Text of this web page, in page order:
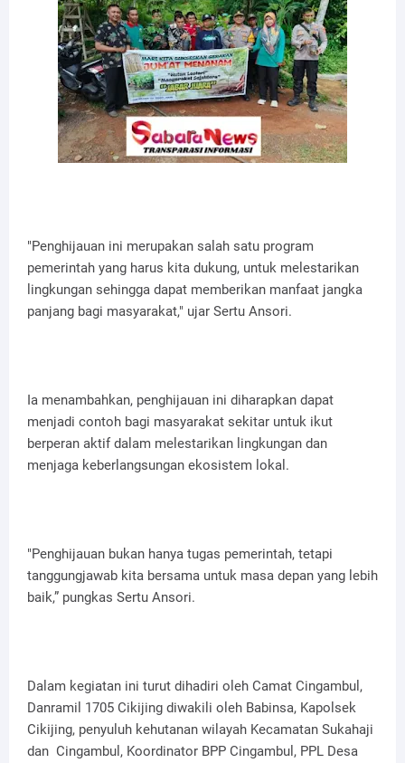
"Penghijauan ini merupakan salah satu program
pemerintah yang harus kita dukung, untuk melestarikan
lingkungan sehingga dapat memberikan manfaat jangka
panjang bagi masyarakat," ujar Sertu Ansori.
Ia menambahkan, penghijauan ini diharapkan dapat
menjadi contoh bagi masyarakat sekitar untuk ikut
berperan aktif dalam melestarikan lingkungan dan
menjaga keberlangsungan ekosistem lokal.
"Penghijauan bukan hanya tugas pemerintah, tetapi
tanggungjawab kita bersama untuk masa depan yang lebih
baik,” pungkas Sertu Ansori.
Dalam kegiatan ini turut dihadiri oleh Camat Cingambul,
Danramil 1705 Cikijing diwakili oleh Babinsa, Kapolsek
Cikijing, penyuluh kehutanan wilayah Kecamatan Sukahaji
dan Cingambul, Koordinator BPP Cingambul, PPL Desa